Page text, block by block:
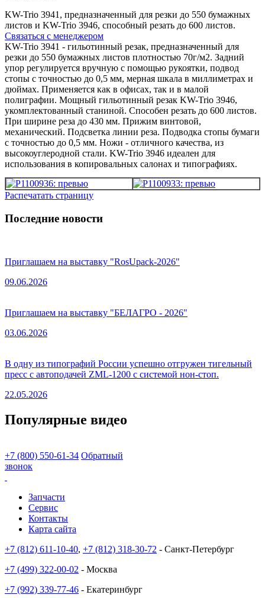
KW-Trio 3941, предназначенный для резки до 550 бумажных
листов и KW-Trio 3946, cпособный резать до 600 листов.
Связаться с менеджером
KW-Trio 3941 - гильотинный резак, предназначенный для
резки до 550 бумажных листов плотностью 70г/м2. Задний
упор регулируется вручную с помощью рукоятки, подвод
стопы с точностью до 0,5 мм, мерная шкала в миллиметрах и
дюймах. Применяется как в офисах, так и в малой
полиграфии. Мощный гильотинный резак KW-Trio 3946,
укомплектованный станиной. Способен резать до 600 листов.
При ширине реза до 430 мм. Прижим винтовой,
механический. Подсветка линии реза. Подводка стопы бумаги
с точностью до 0,5 мм. Ножи - отличного качества, из
высокоуглеродной стали. KW-Trio 3946 идеален для
использования в копировальных салонах и типографиях.
Распечатать страницу
Последние новости
Приглашаем на выставку "RosUpack-2026"
09.06.2026
Приглашаем на выставку "БЕЛАГРО - 2026"
03.06.2026
В одну из типографий России успешно отгружен тигельный
пресс с автоподачей ZML-1200 с системой нон-стоп.
22.05.2026
Популярные видео
+7 (800) 550-61-34 Обратный
звонок
Запчасти
Сервис
Контакты
Карта сайта
+7 (812) 611-10-40, +7 (812) 318-30-72 - Санкт-Петербург
+7 (499) 322-00-02 - Москва
+7 (992) 339-77-46 - Екатеринбург